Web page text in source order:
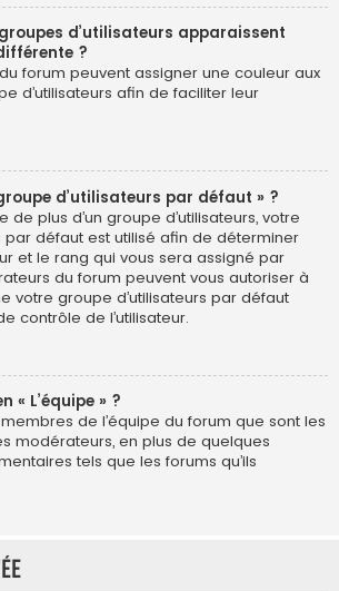
d’utilisateurs apparaissent
?
forum peuvent assigner une couleur aux
d’utilisateurs afin de faciliter leur
d’utilisateurs par défaut » ?
de plus d’un groupe d’utilisateurs, votre
par défaut est utilisé afin de déterminer
et le rang qui vous sera assigné par
du forum peuvent vous autoriser à
votre groupe d’utilisateurs par défaut
contrôle de l’utilisateur.
« L’équipe » ?
de l’équipe du forum que sont les
modérateurs, en plus de quelques
tels que les forums qu’ils